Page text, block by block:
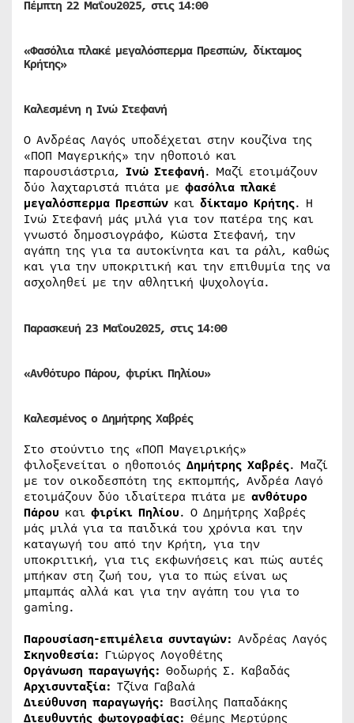
Πέμπτη 22 Μαΐου2025, στις 14:00
«Φασόλια πλακέ μεγαλόσπερμα Πρεσπών, δίκταμος
Κρήτης»
Καλεσμένη η Ινώ Στεφανή
Ο Ανδρέας Λαγός υποδέχεται στην κουζίνα της
«ΠΟΠ Μαγερικής» την ηθοποιό και
παρουσιάστρια, Ινώ Στεφανή. Μαζί ετοιμάζουν
δύο λαχταριστά πιάτα με φασόλια πλακέ
μεγαλόσπερμα Πρεσπών και δίκταμο Κρήτης. Η
Ινώ Στεφανή μάς μιλά για τον πατέρα της και
γνωστό δημοσιογράφο, Κώστα Στεφανή, την
αγάπη της για τα αυτοκίνητα και τα ράλι, καθώς
και για την υποκριτική και την επιθυμία της να
ασχοληθεί με την αθλητική ψυχολογία.
Παρασκευή 23 Μαΐου2025, στις 14:00
«Ανθότυρο Πάρου, φιρίκι Πηλίου»
Καλεσμένος ο Δημήτρης Χαβρές
Στο στούντιο της «ΠΟΠ Μαγειρικής»
φιλοξενείται ο ηθοποιός Δημήτρης Χαβρές. Μαζί
με τον οικοδεσπότη της εκπομπής, Ανδρέα Λαγό
ετοιμάζουν δύο ιδιαίτερα πιάτα με ανθότυρο
Πάρου και φιρίκι Πηλίου. Ο Δημήτρης Χαβρές
μάς μιλά για τα παιδικά του χρόνια και την
καταγωγή του από την Κρήτη, για την
υποκριτική, για τις εκφωνήσεις και πώς αυτές
μπήκαν στη ζωή του, για το πώς είναι ως
μπαμπάς αλλά και για την αγάπη του για το
gaming.
Παρουσίαση-επιμέλεια συνταγών: Ανδρέας Λαγός
Σκηνοθεσία: Γιώργος Λογοθέτης
Οργάνωση παραγωγής: Θοδωρής Σ. Καβαδάς
Αρχισυνταξία: Tζίνα Γαβαλά
Διεύθυνση παραγωγής: Βασίλης Παπαδάκης
Διευθυντής φωτογραφίας: Θέμης Μερτύρης